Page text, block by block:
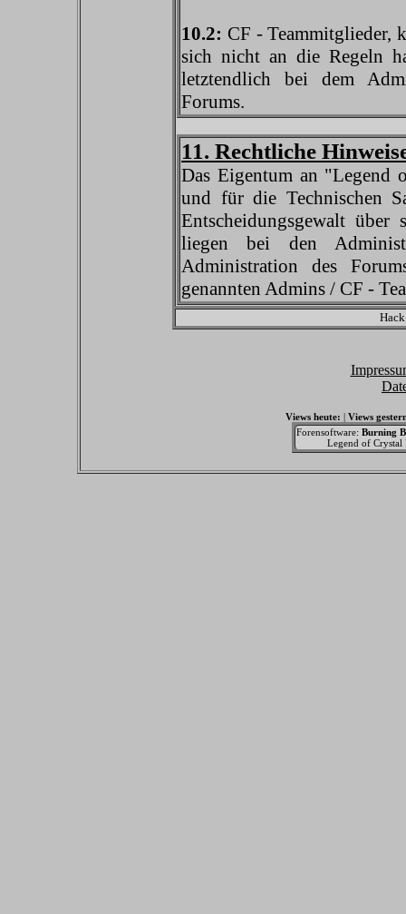
10.2: CF - Teammitglieder,
sich nicht an die Regeln
letztendlich bei dem
Forums.
11. Rechtliche
Das Eigentum an "Legend
und für die Technischen
Entscheidungsgewalt über
liegen bei den
Administration des
genannten Admins / CF -
Views heute: | Views
Forensoftware: Burning
Legend of